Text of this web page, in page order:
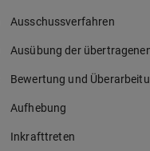
Ausschussverfahren
Ausübung der
Bewertung und
Aufhebung
Inkrafttreten